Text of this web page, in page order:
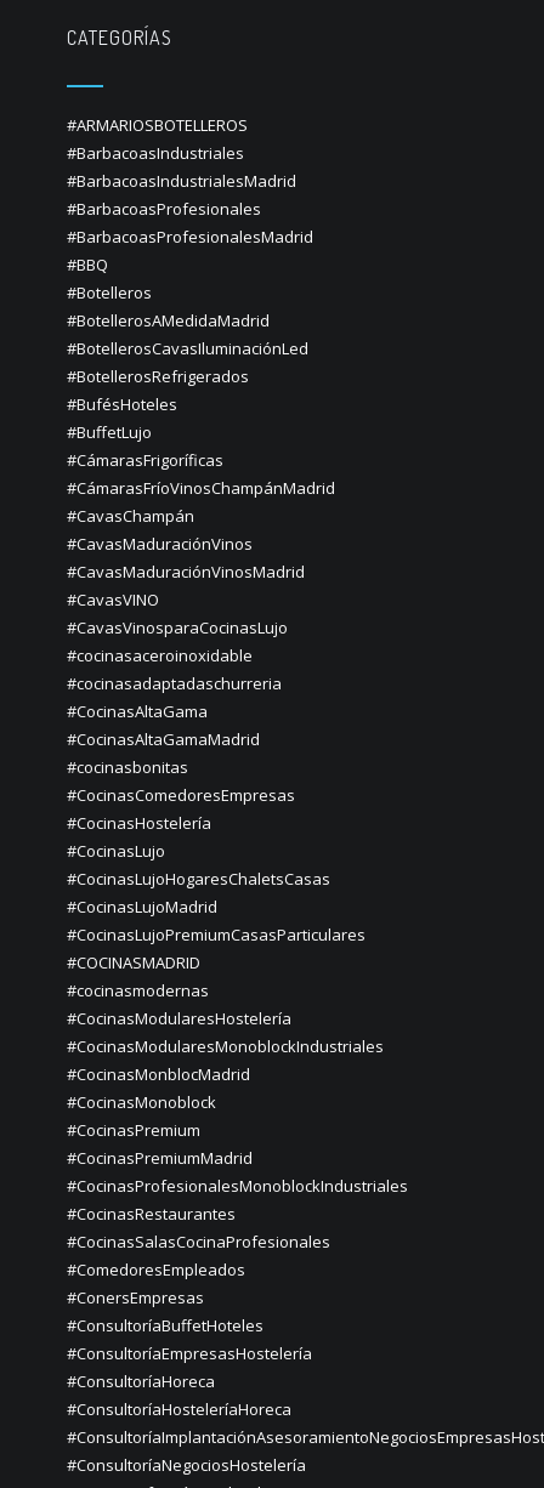
CATEGORÍAS
#ARMARIOSBOTELLEROS
#BarbacoasIndustriales
#BarbacoasIndustrialesMadrid
#BarbacoasProfesionales
#BarbacoasProfesionalesMadrid
#BBQ
#Botelleros
#BotellerosAMedidaMadrid
#BotellerosCavasIluminaciónLed
#BotellerosRefrigerados
#BufésHoteles
#BuffetLujo
#CámarasFrigoríficas
#CámarasFríoVinosChampánMadrid
#CavasChampán
#CavasMaduraciónVinos
#CavasMaduraciónVinosMadrid
#CavasVINO
#CavasVinosparaCocinasLujo
#cocinasaceroinoxidable
#cocinasadaptadaschurreria
#CocinasAltaGama
#CocinasAltaGamaMadrid
#cocinasbonitas
#CocinasComedoresEmpresas
#CocinasHostelería
#CocinasLujo
#CocinasLujoHogaresChaletsCasas
#CocinasLujoMadrid
#CocinasLujoPremiumCasasParticulares
#COCINASMADRID
#cocinasmodernas
#CocinasModularesHostelería
#CocinasModularesMonoblockIndustriales
#CocinasMonblocMadrid
#CocinasMonoblock
#CocinasPremium
#CocinasPremiumMadrid
#CocinasProfesionalesMonoblockIndustriales
#CocinasRestaurantes
#CocinasSalasCocinaProfesionales
#ComedoresEmpleados
#ConersEmpresas
#ConsultoríaBuffetHoteles
#ConsultoríaEmpresasHostelería
#ConsultoríaHoreca
#ConsultoríaHosteleríaHoreca
#ConsultoríaNegociosHostelería